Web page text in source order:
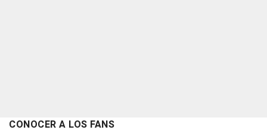
CONOCER A LOS FANS